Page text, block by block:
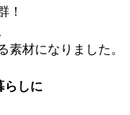
！
素材になりました。
らしに